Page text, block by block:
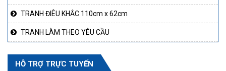
TRANH ĐIÊU KHẮC 110cm x 62cm
TRANH LÀM THEO YÊU CẦU
HỖ TRỢ TRỰC TUYẾN